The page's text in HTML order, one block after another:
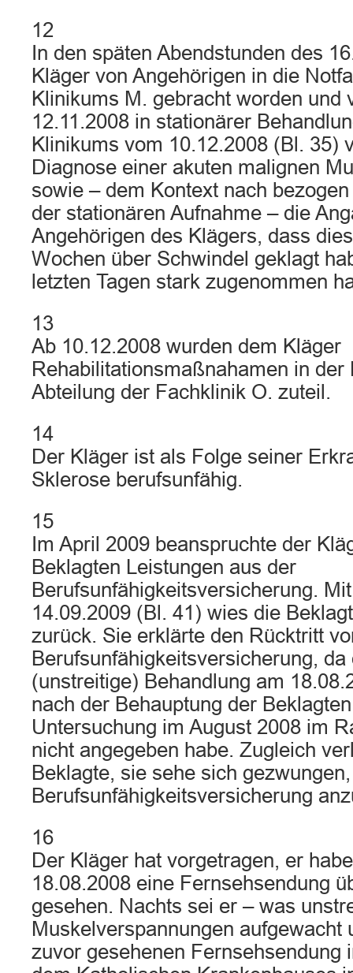
12
In den späten Abendstunden des
Kläger von Angehörigen in die
Klinikums M. gebracht worden und
12.11.2008 in stationärer
Klinikums vom 10.12.2008 (Bl. 35)
Diagnose einer akuten malignen
sowie – dem Kontext nach
der stationären Aufnahme – die
Angehörigen des Klägers, dass
Wochen über Schwindel geklagt
letzten Tagen stark zugenommen
13
Ab 10.12.2008 wurden dem Kläger
Rehabilitationsmaßnahamen in der
Abteilung der Fachklinik O. zuteil.
14
Der Kläger ist als Folge seiner
Sklerose berufsunfähig.
15
Im April 2009 beanspruchte der
Beklagten Leistungen aus der
Berufsunfähigkeitsversicherung.
14.09.2009 (Bl. 41) wies die
zurück. Sie erklärte den Rücktritt
Berufsunfähigkeitsversicherung,
(unstreitige) Behandlung am
nach der Behauptung der
Untersuchung im August 2008 im
nicht angegeben habe. Zugleich
Beklagte, sie sehe sich
Berufsunfähigkeitsversicherung
16
Der Kläger hat vorgetragen, er
18.08.2008 eine Fernsehsendung
gesehen. Nachts sei er – was
Muskelverspannungen aufgewacht
zuvor gesehenen Fernsehsendung